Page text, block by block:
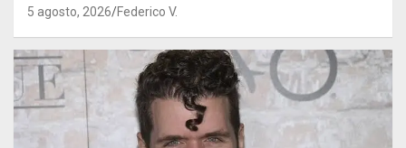
5 agosto, 2026 Federico V.